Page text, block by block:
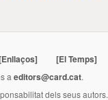
[El Temps]
a editors@card.cat.
dels seus autors.